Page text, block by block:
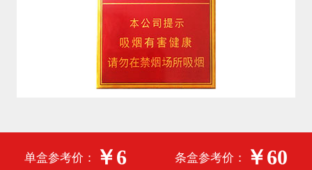
单盒参考价： ￥6 条盒参考价： ￥60